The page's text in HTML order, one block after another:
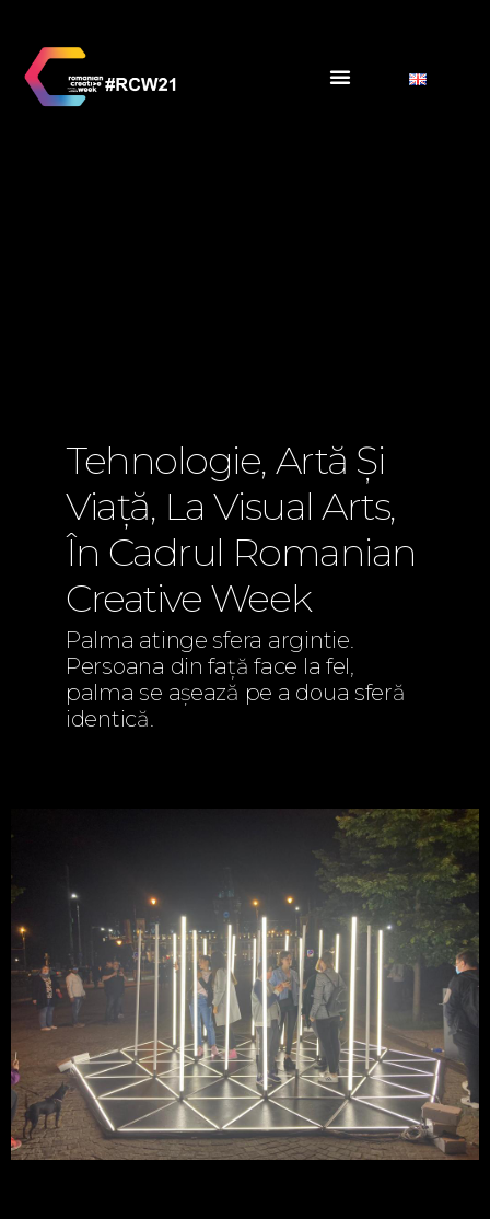
Tehnologie, Artă Și
Viață, La Visual Arts,
În Cadrul Romanian
Creative Week
Palma atinge sfera argintie.
Persoana din față face la fel,
palma se așează pe a doua sferă
identică.